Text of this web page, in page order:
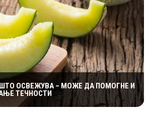
ОСВЕЖУВА – МОЖЕ ДА ПОМОГНЕ И
ТЕЧНОСТИ